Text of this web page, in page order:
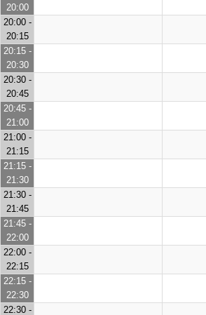
20:00
20:00 -
20:15
20:15 -
20:30
20:30 -
20:45
20:45 -
21:00
21:00 -
21:15
21:15 -
21:30
21:30 -
21:45
21:45 -
22:00
22:00 -
22:15
22:15 -
22:30
22:30 -